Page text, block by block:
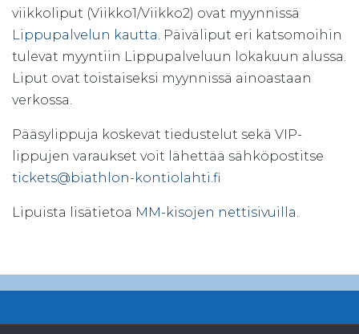
viikkoliput (Viikko1/Viikko2) ovat myynnissä
Lippupalvelun kautta . Päiväliput eri katsomoihin
tulevat myyntiin Lippupalveluun lokakuun alussa.
Liput ovat toistaiseksi myynnissä ainoastaan
verkossa.
Pääsylippuja koskevat tiedustelut sekä VIP-
lippujen varaukset voit lähettää sähköpostitse
tickets@biathlon-kontiolahti.fi
Lipuista lisätietoa MM-kisojen nettisivuilla